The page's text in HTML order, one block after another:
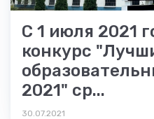
С 1 июля 2021
конкурс
2021" ср...
30.07.2021